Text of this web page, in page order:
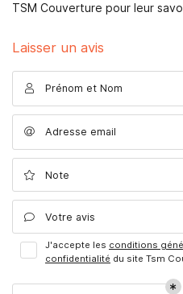
SERVICES
AVIS
CONTACT
TSM Couverture pour leur
Laisser un avis
 Prénom et Nom
 Adresse email
 Note
 Votre avis
J'accepte les conditions
confidentialité du site Tsm